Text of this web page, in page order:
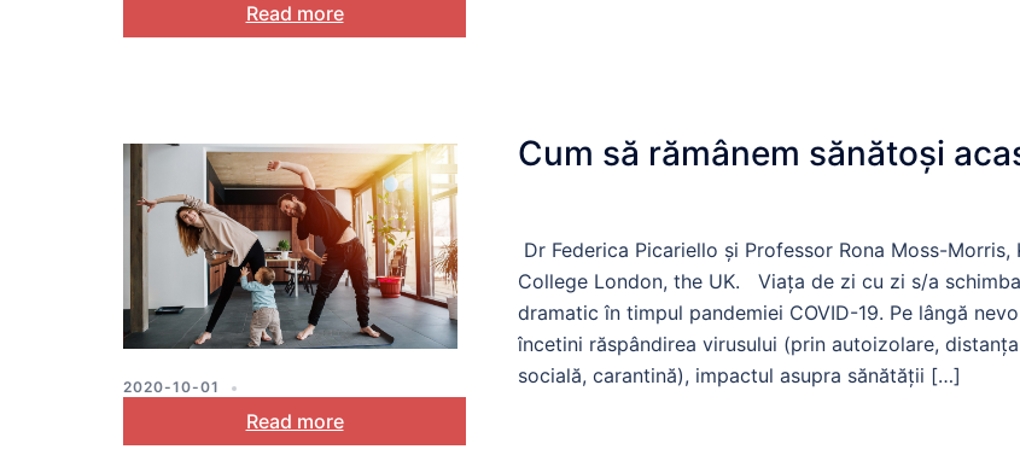
Read more
2020-10-01
ACCEPTANCE AND COMMITMENT
GOAL SETTING,
Cum să rămânem sănătoși
Dr Federica Picariello și Professor Rona Moss-Morris,
College London, the UK. Viața de zi cu zi s/a
dramatic în timpul pandemiei COVID-19. Pe lângă
încetini răspândirea virusului (prin autoizolare,
socială, carantină), impactul asupra sănătății […]
Read more